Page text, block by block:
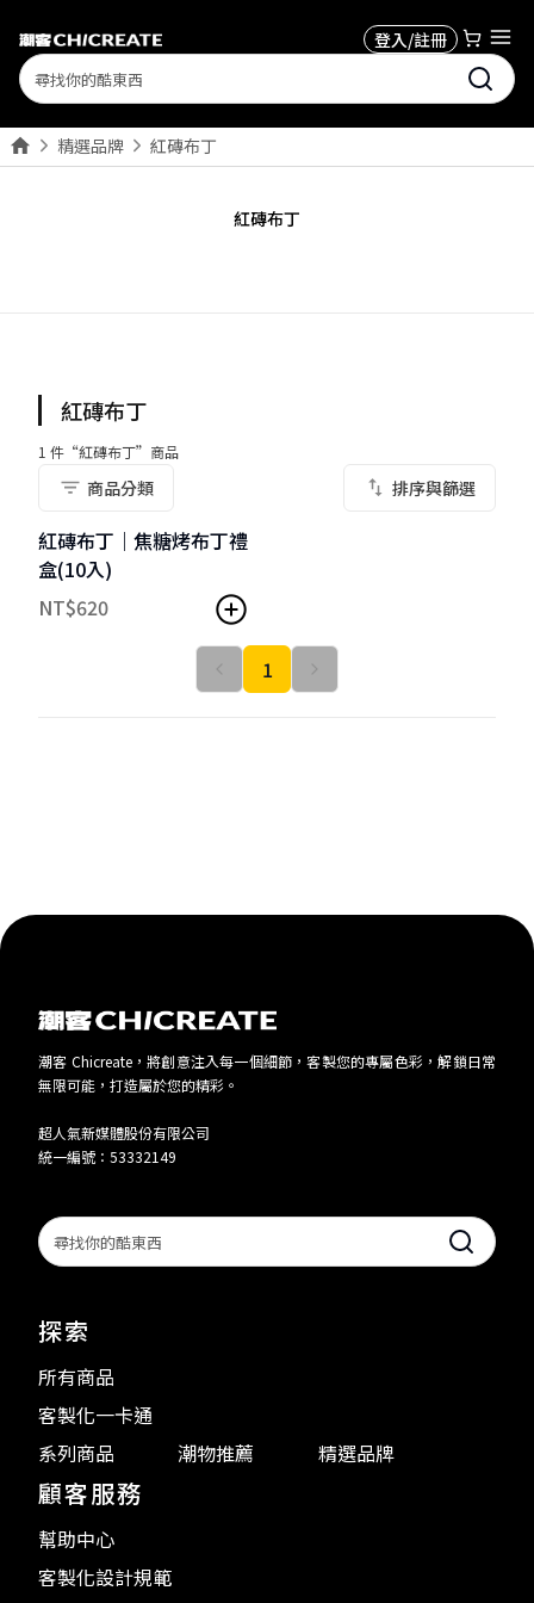
Search
登入/註冊
精選品牌 紅磚布丁
紅磚布丁
紅磚布丁
1 件“紅磚布丁”商品
商品分類 排序與篩選
紅磚布丁｜焦糖烤布丁禮
盒(10入)
NT$620
1
潮客 Chicreate，將創意注入每一個細節，客製您的專屬色彩，解鎖日常
無限可能，打造屬於您的精彩。
超人氣新媒體股份有限公司
統一編號：53332149
Search
探索
所有商品
客製化一卡通
系列商品
潮物推薦 精選品牌
顧客服務
幫助中心
客製化設計規範